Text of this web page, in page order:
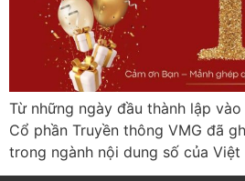
Từ những ngày đầu thành lập
Cổ phần Truyền thông VMG đã
trong ngành nội dung số của Việt